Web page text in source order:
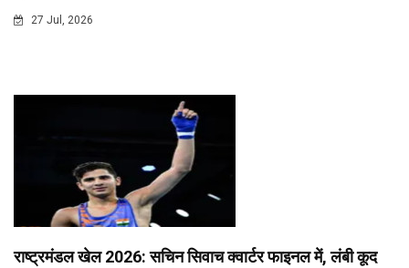
27 Jul, 2026
राष्ट्रमंडल खेल 2026: सचिन सिवाच क्वार्टर फाइनल में, लंबी कूद